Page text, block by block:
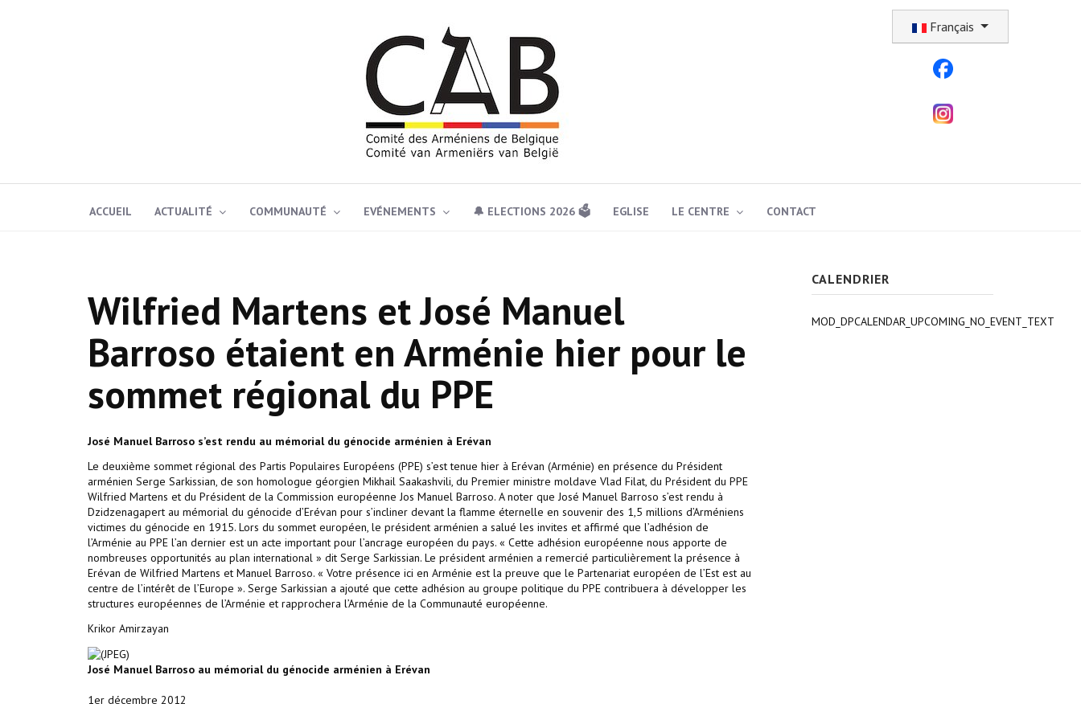
Français
ACCUEIL ACTUALITÉ COMMUNAUTÉ EVÉNEMENTS 🔔 ELECTIONS 2026 🗳️ EGLISE LE CENTRE CONTACT
Wilfried Martens et José Manuel
Barroso étaient en Arménie hier pour le
sommet régional du PPE
José Manuel Barroso s’est rendu au mémorial du génocide arménien à Erévan
Le deuxième sommet régional des Partis Populaires Européens (PPE) s’est tenue hier à Erévan (Arménie) en présence du Président
arménien Serge Sarkissian, de son homologue géorgien Mikhail Saakashvili, du Premier ministre moldave Vlad Filat, du Président du PPE
Wilfried Martens et du Président de la Commission européenne Jos Manuel Barroso. A noter que José Manuel Barroso s’est rendu à
Dzidzenagapert au mémorial du génocide d’Erévan pour s’incliner devant la flamme éternelle en souvenir des 1,5 millions d’Arméniens
victimes du génocide en 1915. Lors du sommet européen, le président arménien a salué les invites et affirmé que l’adhésion de
l’Arménie au PPE l’an dernier est un acte important pour l’ancrage européen du pays. « Cette adhésion européenne nous apporte de
nombreuses opportunités au plan international » dit Serge Sarkissian. Le président arménien a remercié particulièrement la présence à
Erévan de Wilfried Martens et Manuel Barroso. « Votre présence ici en Arménie est la preuve que le Partenariat européen de l’Est est au
centre de l’intérêt de l’Europe ». Serge Sarkissian a ajouté que cette adhésion au groupe politique du PPE contribuera à développer les
structures européennes de l’Arménie et rapprochera l’Arménie de la Communauté européenne.
Krikor Amirzayan
José Manuel Barroso au mémorial du génocide arménien à Erévan
1er décembre 2012
CALENDRIER
MOD_DPCALENDAR_UPCOMING_NO_EVENT_TEXT